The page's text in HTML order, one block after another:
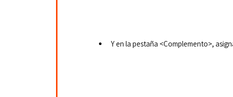
Y en la pestaña <Complemento>,